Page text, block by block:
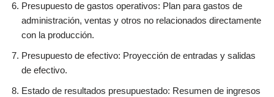
Presupuesto de gastos operativos: Plan para gastos de
administración, ventas y otros no relacionados directamente
con la producción.
Presupuesto de efectivo: Proyección de entradas y salidas
de efectivo.
Estado de resultados presupuestado: Resumen de ingresos